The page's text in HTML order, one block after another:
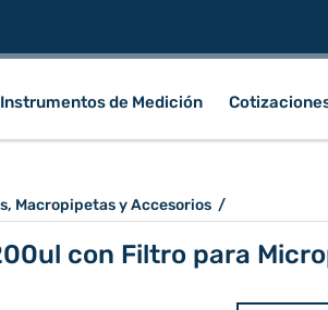
Instrumentos de Medición
Macropipetas y Accesorios /
con Filtro para